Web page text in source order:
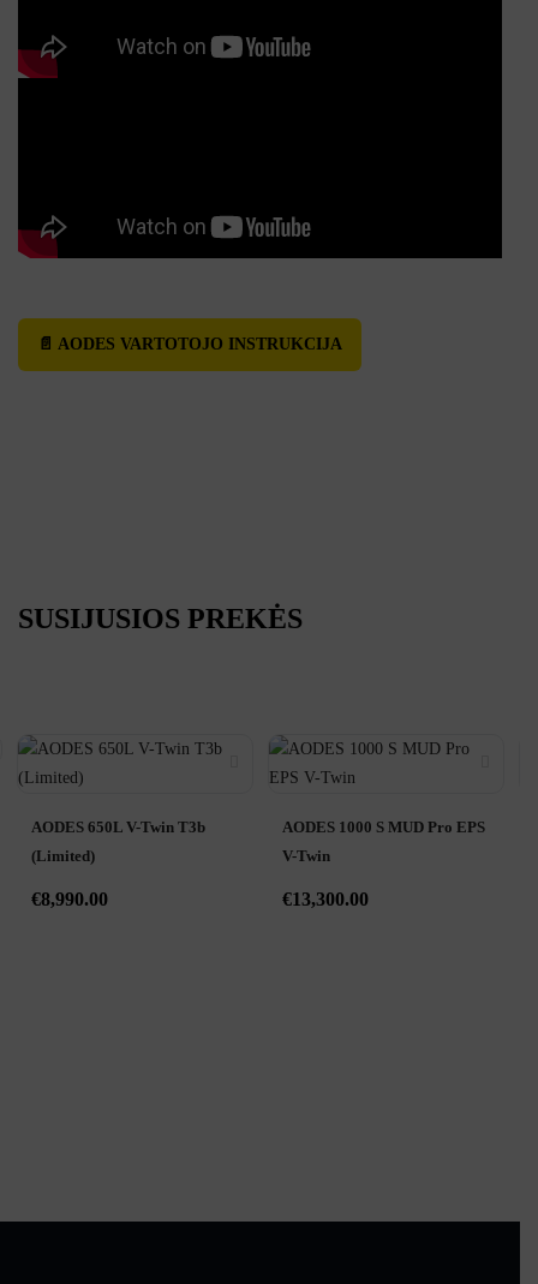
📄 AODES VARTOTOJO INSTRUKCIJA
SUSIJUSIOS PREKĖS
AODES 650L V-Twin T3b
(Limited)
€8,990.00
AODES 1000 S MUD Pro EPS
V-Twin
€13,300.00